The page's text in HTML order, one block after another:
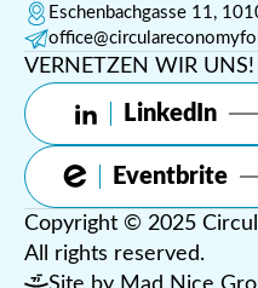
Eschenbachgasse 11,
VERNETZEN WIR UNS!
LinkedIn
Eventbrite
Copyright © 2025
All rights reserved.